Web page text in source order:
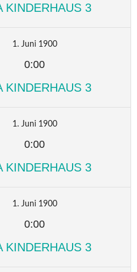
KINDERHAUS 3
1. Juni 1900
0:00
KINDERHAUS 3
1. Juni 1900
0:00
KINDERHAUS 3
1. Juni 1900
0:00
KINDERHAUS 3